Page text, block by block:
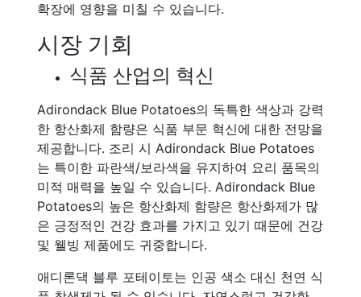
확장에 영향을 미칠 수 있습니다.
시장 기회
식품 산업의 혁신
Adirondack Blue Potatoes의 독특한 색상과 강력
한 항산화제 함량은 식품 부문 혁신에 대한 전망을
제공합니다. 조리 시 Adirondack Blue Potatoes
는 특이한 파란색/보라색을 유지하여 요리 품목의
미적 매력을 높일 수 있습니다. Adirondack Blue
Potatoes의 높은 항산화제 함량은 항산화제가 많
은 긍정적인 건강 효과를 가지고 있기 때문에 건강
및 웰빙 제품에도 귀중합니다.
애디론댁 블루 포테이토는 인공 색소 대신 천연 식